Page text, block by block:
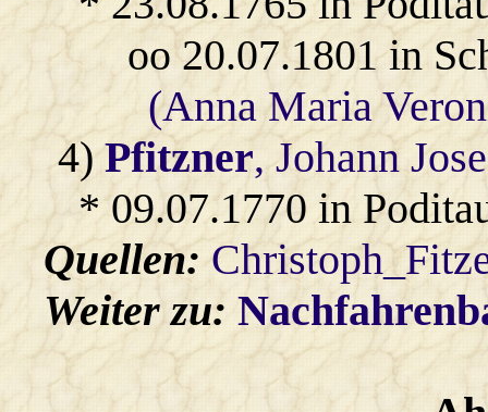
oo 20.07.1801 in
(Anna Maria
4)Pfitzner, Johann
* 09.07.1770 in
Quellen:
Weiter zu: